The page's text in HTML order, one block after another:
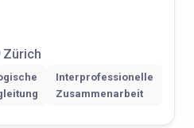
Zürich
Interprofessionelle
Zusammenarbeit